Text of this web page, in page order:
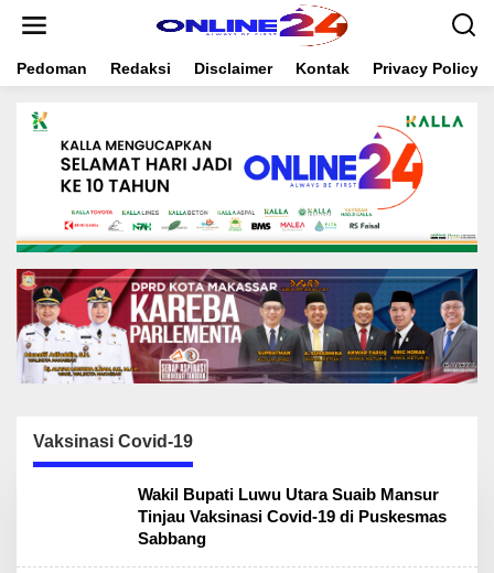
t
Pedoman Redaksi Disclaimer Kontak Privacy Policy
Vaksinasi Covid-19
Wakil Bupati Luwu Utara Suaib Mansur
Tinjau Vaksinasi Covid-19 di Puskesmas
Sabbang